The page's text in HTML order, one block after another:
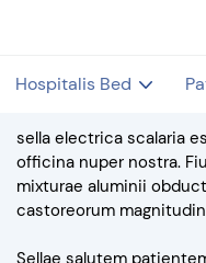
Hospitalis Bed
sella electrica scalaria
officina nuper nostra.
mixturae aluminii
castoreorum